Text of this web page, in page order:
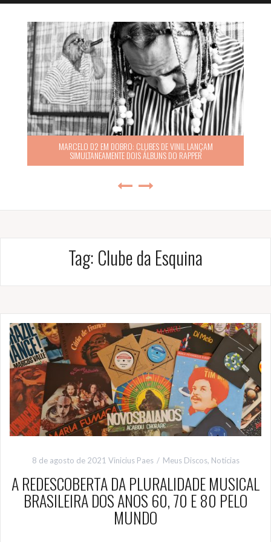
MARCELO D2 EM DOBRO: CLUBES DE VINIL LANÇAM
SIMULTANEAMENTE DOIS ÁLBUNS DO RAPPER
Tag: Clube da Esquina
8 de agosto de 2021 Vinicius Paes Meus Discos, Notícias
A REDESCOBERTA DA PLURALIDADE MUSICAL
BRASILEIRA DOS ANOS 60, 70 E 80 PELO
MUNDO